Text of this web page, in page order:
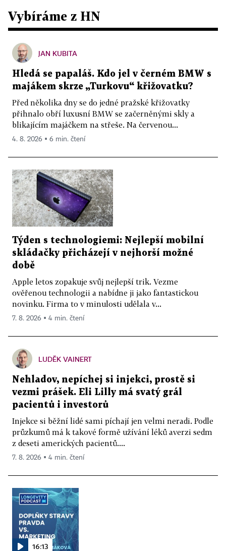
Vybíráme z HN
JAN KUBITA
Hledá se papaláš. Kdo jel v černém BMW s
majákem skrze „Turkovu“ křižovatku?
Před několika dny se do jedné pražské křižovatky
přihnalo obří luxusní BMW se začerněnými skly a
blikajícím majáčkem na střeše. Na červenou...
4. 8. 2026 ▪ 6 min. čtení
Týden s technologiemi: Nejlepší mobilní
skládačky přicházejí v nejhorší možné
době
Apple letos zopakuje svůj nejlepší trik. Vezme
ověřenou technologii a nabídne ji jako fantastickou
novinku. Firma to v minulosti udělala v...
7. 8. 2026 ▪ 4 min. čtení
LUDĚK VAINERT
Nehladov, nepíchej si injekci, prostě si
vezmi prášek. Eli Lilly má svatý grál
pacientů i investorů
Injekce si běžní lidé sami píchají jen velmi neradi. Podle
průzkumů má k takové formě užívání léků averzi sedm
z deseti amerických pacientů....
7. 8. 2026 ▪ 4 min. čtení
16:13